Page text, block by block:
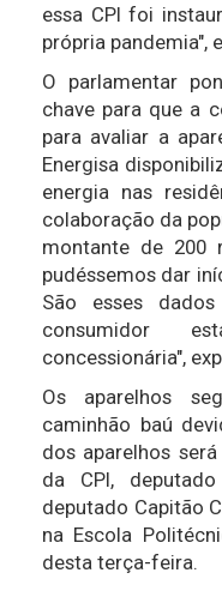
essa CPI foi
própria pandemia",
O parlamentar
chave para que a
para avaliar a
Energisa
energia nas
colaboração da
montante de 200
pudéssemos dar
São esses
consumidor
concessionária",
Os aparelhos
caminhão baú
dos aparelhos
da CPI,
deputado Capitão
na Escola
desta terça-feira.